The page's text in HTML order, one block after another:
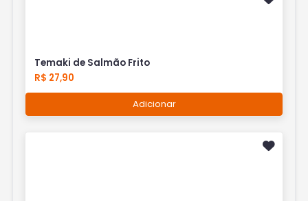
Temaki de Salmão Frito
R$ 27,90
Adicionar